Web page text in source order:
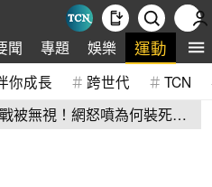
聞 專題 娛樂 運動 全
你成長 跨世代 TCN
被無視！網怒噴為何裝死？